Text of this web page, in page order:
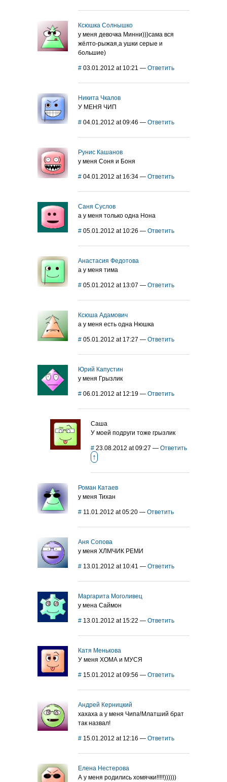
Ксюшка Солнышко
у меня девочка Минни)))сама вся
жёлто-рыжая,а ушки серые и
большие)
# 03.01.2012 at 10:21 — Ответить
Никита Чкалов
У МЕНЯ ЧИП
# 04.01.2012 at 09:46 — Ответить
Рунис Кашанов
у меня Соня и Боня
# 04.01.2012 at 16:34 — Ответить
Саня Суслов
а у меня только одна Нона
# 05.01.2012 at 10:26 — Ответить
Анастасия Федотова
а у меня тима
# 05.01.2012 at 13:07 — Ответить
Ксюша Адамович
а у меня есть одна Нюшка
# 05.01.2012 at 17:27 — Ответить
Юрий Капустин
у меня Грызлик
# 06.01.2012 at 12:19 — Ответить
Саша
У моей подруги тоже грызлик
# 23.08.2012 at 09:27 — Ответить
↑
Роман Катаев
у меня Тихан
# 11.01.2012 at 05:20 — Ответить
Аня Сопова
у меня ХЛМЧИК РЕМИ
# 13.01.2012 at 10:41 — Ответить
Маргарита Моголивец
у мена Саймон
# 13.01.2012 at 15:22 — Ответить
Катя Менькова
У меня ХОМА и МУСЯ
# 15.01.2012 at 09:56 — Ответить
Андрей Керницкий
хахаха а у меня Чипа!Млатший брат
так назвал!
# 15.01.2012 at 12:16 — Ответить
Елена Нестерова
А у меня родились хомячки!!!!!))))))